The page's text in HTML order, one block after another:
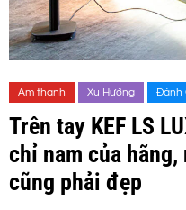
Âm thanh Xu Hướng Đánh
Trên tay KEF LS
chỉ nam của
cũng phải đẹp